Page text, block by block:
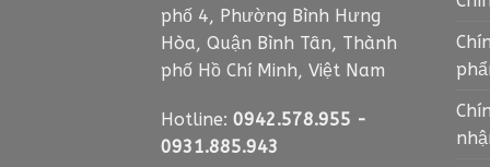
phố 4, Phường Bình Hưng
Hòa, Quận Bình Tân, Thành
phố Hồ Chí Minh, Việt Nam
Hotline: 0942.578.955 -
0931.885.943